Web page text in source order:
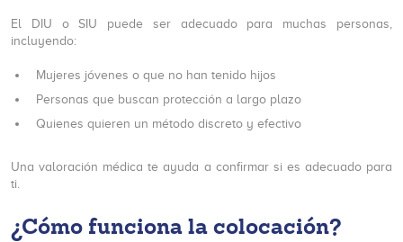
El DIU o SIU puede ser adecuado para muchas personas,
incluyendo:
Mujeres jóvenes o que no han tenido hijos
Personas que buscan protección a largo plazo
Quienes quieren un método discreto y efectivo
Una valoración médica te ayuda a confirmar si es adecuado para
ti.
¿Cómo funciona la colocación?